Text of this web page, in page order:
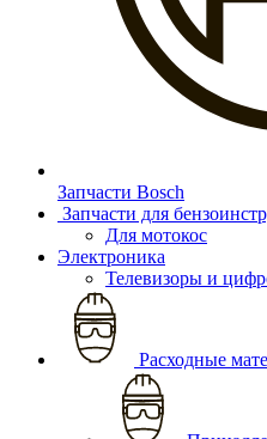
Запчасти Bosch
Запчасти для
Для мотокос
Электроника
Телевизоры и
Расходные